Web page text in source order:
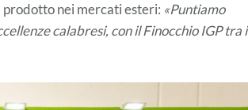
prodotto nei mercati esteri: «Puntiamo
calabresi, con il Finocchio IGP tra i